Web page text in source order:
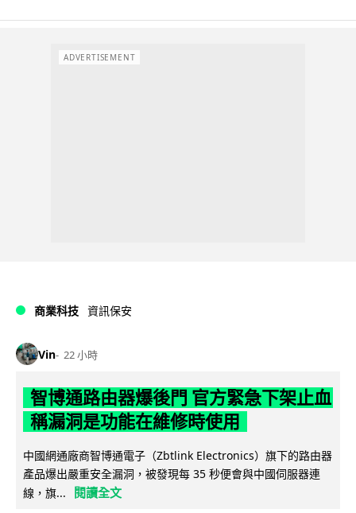
ADVERTISEMENT
商業科技 資訊保安
Vin 22 小時
智博通路由器爆後門 官方緊急下架止血
稱漏洞是功能在維修時使用
中國網通廠商智博通電子（Zbtlink Electronics）旗下的路由器
產品爆出嚴重安全漏洞，被發現每 35 秒便會與中國伺服器連
線，旗...
閱讀全文